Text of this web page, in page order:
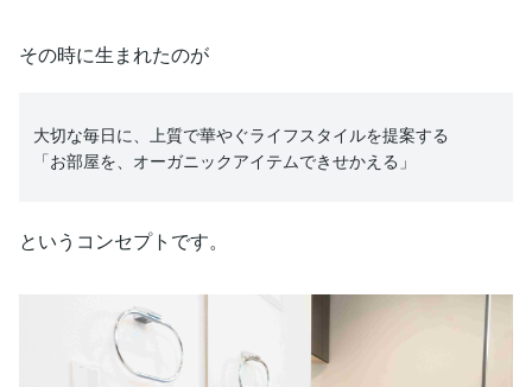
その時に生まれたのが
大切な毎日に、上質で華やぐライフスタイルを提案する
「お部屋を、オーガニックアイテムできせかえる」
というコンセプトです。